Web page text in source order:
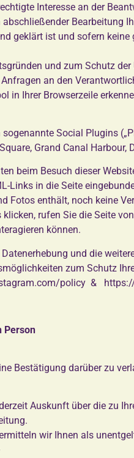
Interesse an der
abschließender Bearbeitung
geklärt ist und sofern
und zum Schutz
an den
in Ihrer Browserzeile
Social Plugins
Grand Canal
beim Besuch dieser
Links in die Seite
Fotos enthält, noch keine
rufen Sie die Seite
können.
und die
zum Schutz
policy &
Person
Bestätigung darüber zu
Auskunft über die zu
wir Ihnen als